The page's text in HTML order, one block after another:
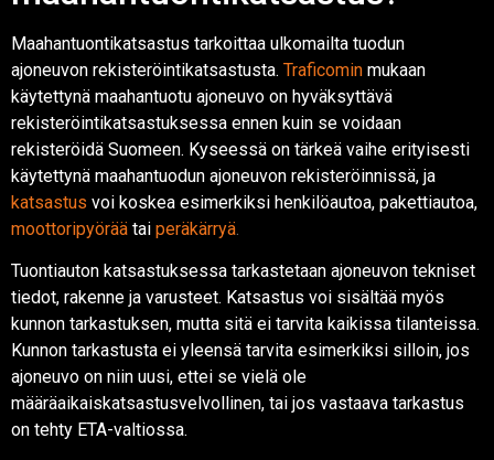
Maahantuontikatsastus tarkoittaa ulkomailta tuodun
ajoneuvon rekisteröintikatsastusta. Traficomin mukaan
käytettynä maahantuotu ajoneuvo on hyväksyttävä
rekisteröintikatsastuksessa ennen kuin se voidaan
rekisteröidä Suomeen. Kyseessä on tärkeä vaihe erityisesti
käytettynä maahantuodun ajoneuvon rekisteröinnissä, ja
katsastus voi koskea esimerkiksi henkilöautoa, pakettiautoa,
moottoripyörää tai peräkärryä.
Tuontiauton katsastuksessa tarkastetaan ajoneuvon tekniset
tiedot, rakenne ja varusteet. Katsastus voi sisältää myös
kunnon tarkastuksen, mutta sitä ei tarvita kaikissa tilanteissa.
Kunnon tarkastusta ei yleensä tarvita esimerkiksi silloin, jos
ajoneuvo on niin uusi, ettei se vielä ole
määräaikaiskatsastusvelvollinen, tai jos vastaava tarkastus
on tehty ETA-valtiossa.